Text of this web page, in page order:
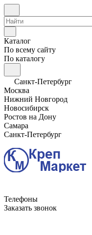
Каталог
По всему сайту
По каталогу
Санкт-Петербург
Москва
Нижний Новгород
Новосибирск
Ростов на Дону
Самара
Санкт-Петербург
Телефоны
Заказать звонок